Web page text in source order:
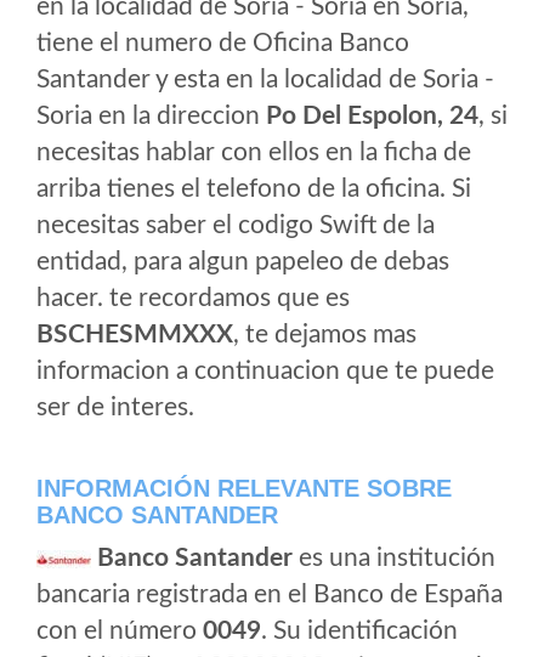
en la localidad de Soria - Soria en Soria,
tiene el numero de Oficina Banco
Santander y esta en la localidad de Soria -
Soria en la direccion Po Del Espolon, 24, si
necesitas hablar con ellos en la ficha de
arriba tienes el telefono de la oficina. Si
necesitas saber el codigo Swift de la
entidad, para algun papeleo de debas
hacer. te recordamos que es
BSCHESMMXXX, te dejamos mas
informacion a continuacion que te puede
ser de interes.
INFORMACIÓN RELEVANTE SOBRE
BANCO SANTANDER
Banco Santander es una institución
bancaria registrada en el Banco de España
con el número 0049. Su identificación